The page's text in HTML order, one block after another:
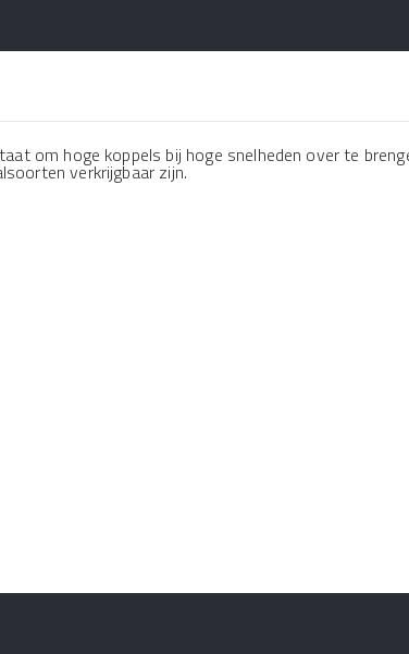
om hoge koppels bij hoge snelheden over te
verkrijgbaar zijn.